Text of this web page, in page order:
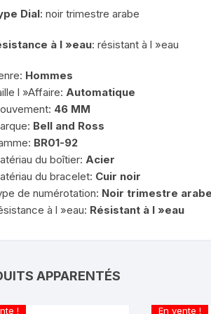
Dial: noir trimestre arabe
à l »eau: résistant à l »eau
Hommes
l »Affaire: Automatique
46 MM
Bell and Ross
BR01-92
du boîtier: Acier
du bracelet: Cuir noir
de numérotation: Noir trimestre arabe
à l »eau: Résistant à l »eau
APPARENTÉS
! En vente !